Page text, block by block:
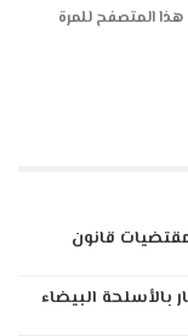
المتصفح للمرة
قانون
البيضاء